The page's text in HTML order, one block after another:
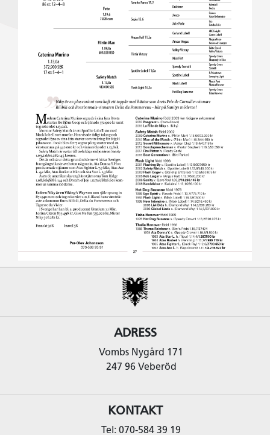
ADRESS
Vombs Nygård 171
247 96 Veberöd
KONTAKT
Tel: 070-584 39 19